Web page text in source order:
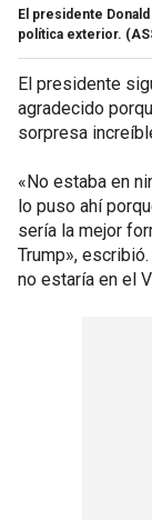
El presidente
política exterior.
El presidente
agradecido
sorpresa
«No estaba en
lo puso ahí
sería la mejor
Trump»,
no estaría en el